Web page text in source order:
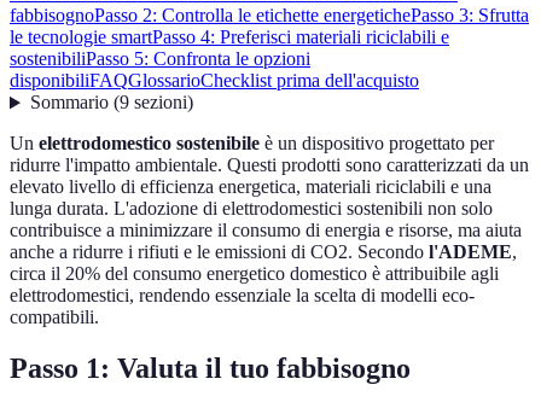
fabbisognoPasso 2: Controlla le etichette energetichePasso 3: Sfrutta
le tecnologie smartPasso 4: Preferisci materiali riciclabili e
sostenibiliPasso 5: Confronta le opzioni
disponibiliFAQGlossarioChecklist prima dell'acquisto
Sommario(9 sezioni)
Un elettrodomestico sostenibile è un dispositivo progettato per
ridurre l'impatto ambientale. Questi prodotti sono caratterizzati da un
elevato livello di efficienza energetica, materiali riciclabili e una
lunga durata. L'adozione di elettrodomestici sostenibili non solo
contribuisce a minimizzare il consumo di energia e risorse, ma aiuta
anche a ridurre i rifiuti e le emissioni di CO2. Secondo l'ADEME,
circa il 20% del consumo energetico domestico è attribuibile agli
elettrodomestici, rendendo essenziale la scelta di modelli eco-
compatibili.
Passo 1: Valuta il tuo fabbisogno